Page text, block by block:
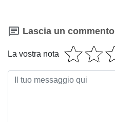
Lascia un commento
La vostra nota